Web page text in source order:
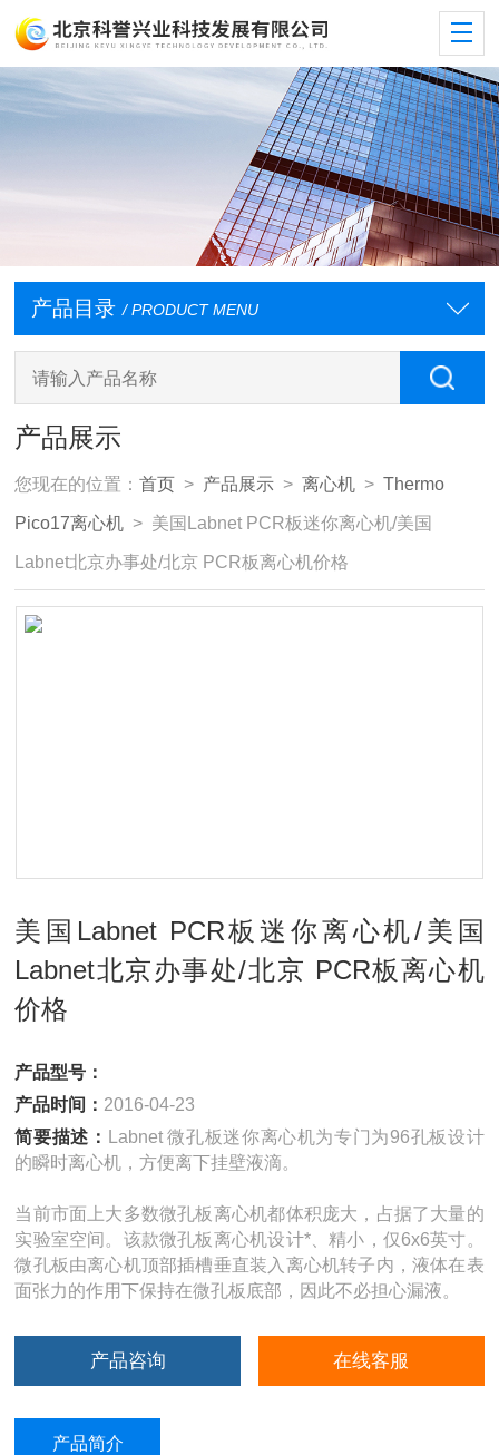
产品目录 / PRODUCT MENU
产品展示
您现在的位置：首页 > 产品展示 >离心机 >Thermo
Pico17离心机 > 美国Labnet PCR板迷你离心机/美国
Labnet北京办事处/北京 PCR板离心机价格
美国Labnet PCR板迷你离心机/美国
Labnet北京办事处/北京 PCR板离心机
价格
产品型号：
产品时间： 2016-04-23
简要描述：
Labnet 微孔板迷你离心机为专门为96孔板设计
的瞬时离心机，方便离下挂壁液滴。
当前市面上大多数微孔板离心机都体积庞大，占据了大量的
实验室空间。该款微孔板离心机设计*、精小，仅6x6英寸。
微孔板由离心机顶部插槽垂直装入离心机转子内，液体在表
面张力的作用下保持在微孔板底部，因此不必担心漏液。
产品咨询 在线客服
产品简介